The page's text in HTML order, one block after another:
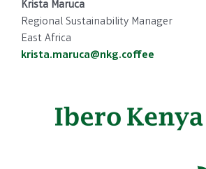
Krista Maruca
Regional Sustainability Manager
East Africa
krista.maruca@nkg.coffee